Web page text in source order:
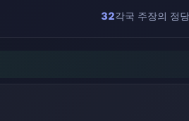
32각국 주장의 정